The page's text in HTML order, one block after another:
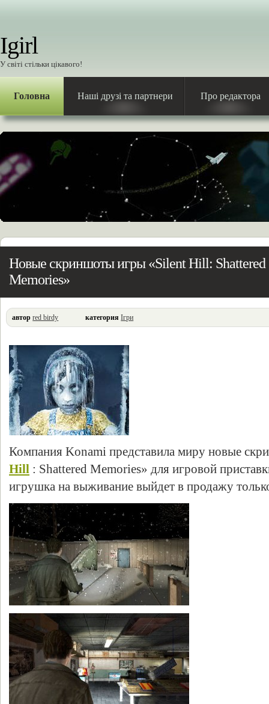
Igirl
У світі стільки цікавого!
Головна Наші друзі та партнери Про редактора
Новые скриншоты игры «Silent Hill: Shattered
Memories»
автор red birdy категория Ігри
Компания Konami представила миру новые
Hill : Shattered Memories» для игровой
игрушка на выживание выйдет в продажу